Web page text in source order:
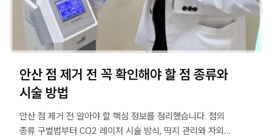
안산 점 제거 전 꼭 확인해야 할 점 종류와
시술 방법
안산 점 제거 전 알아야 할 핵심 정보를 정리했습니다. 점의
종류 구별법부터 CO2 레이저 시술 방식, 딱지 관리와 자외선